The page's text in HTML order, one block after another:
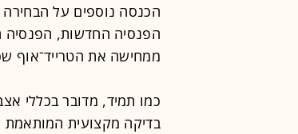
הכנסה נוספים על הבחירה
הפנסיה החדשות, הפנסיה
ממחישה את הטרייד־אוף
כמו תמיד, מדובר בכללי
בדיקה מקצועית המותאמת